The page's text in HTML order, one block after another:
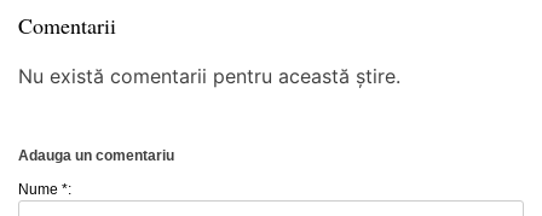
Comentarii
Nu există comentarii pentru această știre.
Adauga un comentariu
Nume *: